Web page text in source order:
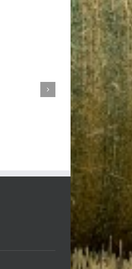
VDO Instrument
Februar 13th, 2021